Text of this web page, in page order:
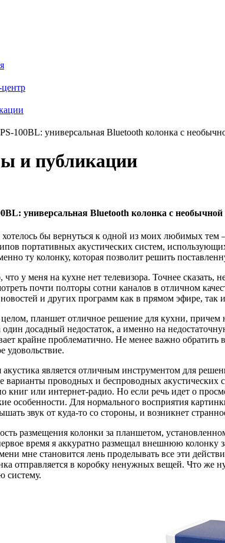
100BL: универсальная Bluetooth колонка с
и публикации
универсальная Bluetooth колонка с необычной
бы вернуться к одной из моих любимых
портативных акустических систем,
ту колонку, которая позволит решить
что у меня на кухне нет телевизора. Точнее
почти полторы сотни каналов в отличном
и других программ как в прямом эфире, так
планшет отличное решение для кухни, причем
досадный недостаток, а именно на
крайне проблематично. Не менее важно
удовольствие.
акустика является отличным инструментом для
варианты проводных и беспроводных
книг или интернет-радио. Но если речь идет о
особенности. Для нормального восприятия
звук от куда-то со стороны, и возникнет
размещения колонки за планшетом,
время я аккуратно размещал внешнюю колонку
мне становится лень проделывать все эти
отправляется в коробку ненужных вещей. Что же
систему.